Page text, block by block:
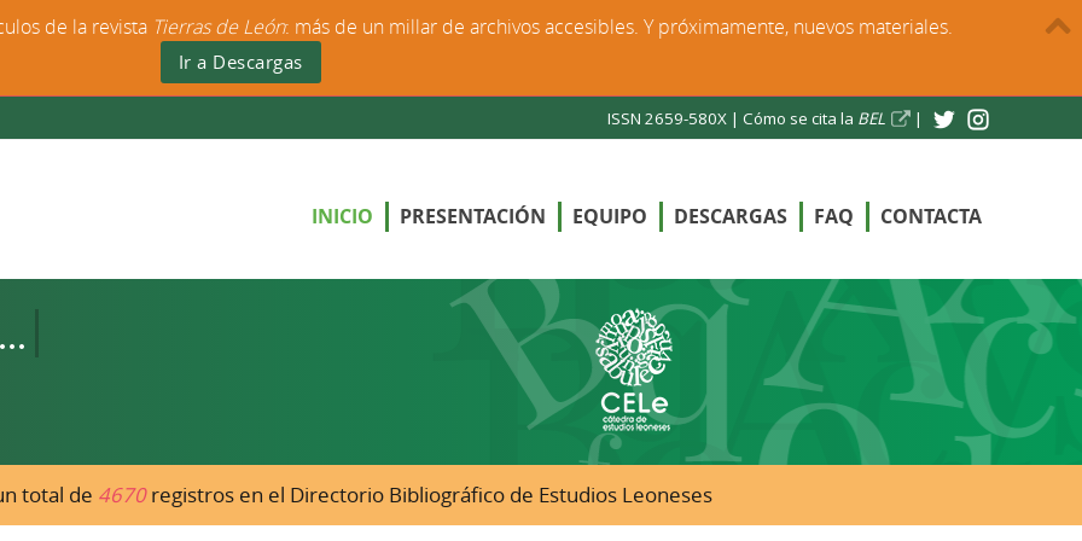
ISSN 2659-580X | Cómo se cita la BEL |
INICIO PRESENTACIÓN EQUIPO DESCARGAS FAQ CONTACTA
total de 4670registros en el Directorio Bibliográfico de Estudios Leoneses
de la revista Tierras de León: más de un millar de archivos accesibles. Y próximamente, nuevos materiales.
Ir a Descargas